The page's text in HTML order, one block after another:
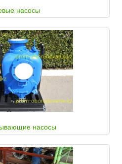
насосы
насосы